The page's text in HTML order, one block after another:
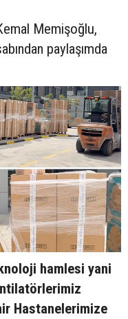
Memişoğlu,
paylaşımda
hamlesi yani
Hastanelerimize